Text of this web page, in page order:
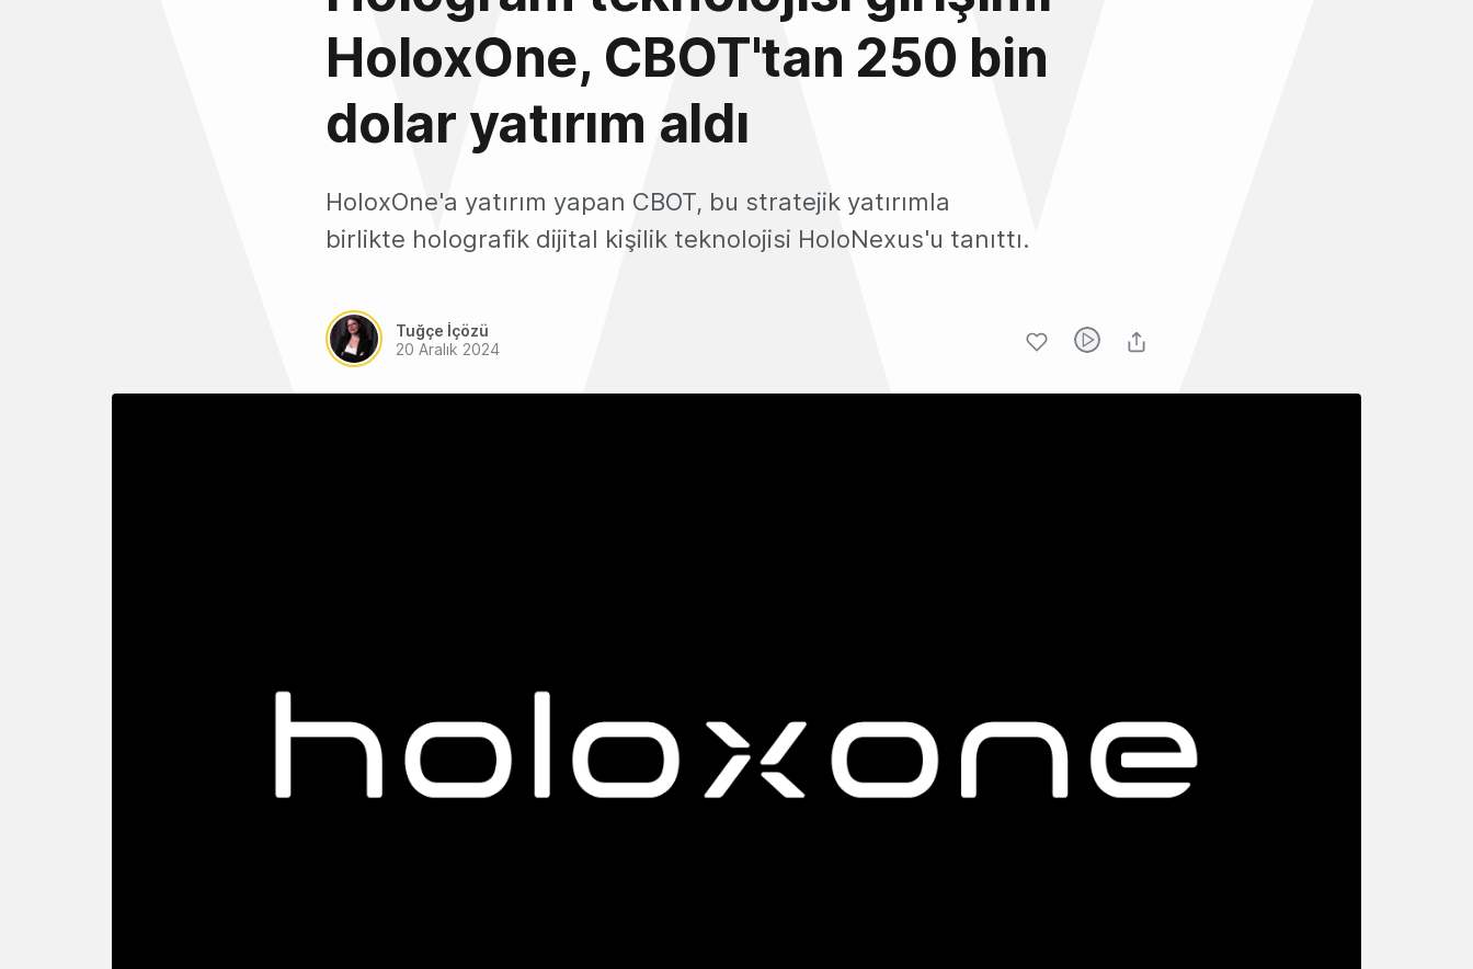
HoloxOne, CBOT'tan 250 bin
dolar yatırım aldı
HoloxOne'a yatırım yapan CBOT, bu stratejik yatırımla
birlikte holografik dijital kişilik teknolojisi HoloNexus'u tanıttı.
Tuğçe İçözü
20 Aralık 2024